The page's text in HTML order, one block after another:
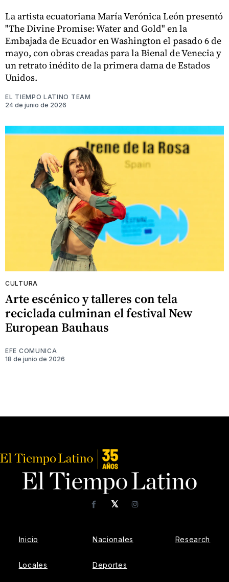
La artista ecuatoriana María Verónica León presentó
"The Divine Promise: Water and Gold" en la
Embajada de Ecuador en Washington el pasado 6 de
mayo, con obras creadas para la Bienal de Venecia y
un retrato inédito de la primera dama de Estados
Unidos.
EL TIEMPO LATINO TEAM
24 de junio de 2026
CULTURA
Arte escénico y talleres con tela
reciclada culminan el festival New
European Bauhaus
EFE COMUNICA
18 de junio de 2026
𝕏
FacebookInstagram
Inicio
Locales
Nacionales
Deportes
Research